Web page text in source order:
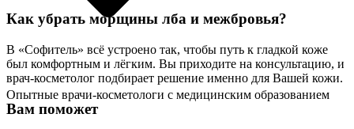
Опытные врачи-косметологи с медицинским образованием
Как убрать морщины лба и межбровья?
В «Софитель» всё устроено так, чтобы путь к гладкой коже
был комфортным и лёгким. Вы приходите на консультацию, и
врач-косметолог подбирает решение именно для Вашей кожи.
Вам поможет